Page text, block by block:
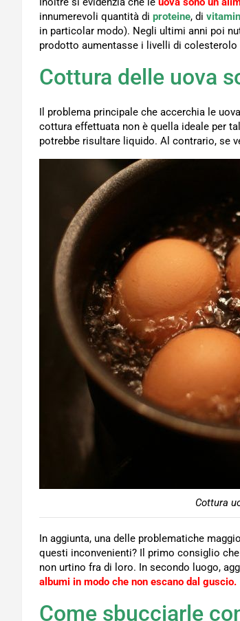
innumerevoli quantità di proteine, di
in particolar modo). Negli ultimi anni poi
prodotto aumentasse i livelli di colesterolo
Cottura delle uova
Il problema principale che accerchia le
cottura effettuata non è quella ideale per
potrebbe risultare liquido. Al contrario, se
Cottura
In aggiunta, una delle problematiche
questi inconvenienti? Il primo consiglio
non urtino fra di loro. In secondo luogo,
albumi in modo che non escano dal guscio.
Come sbucciarle